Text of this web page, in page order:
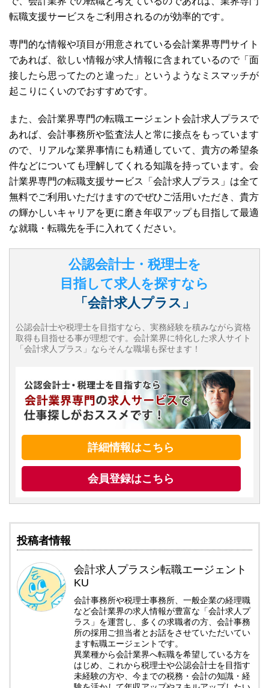
転職支援サービスをご利用されるのが効率的です。
専門的な情報や項目が用意されている会計業界専門サイト
であれば、欲しい情報が求人情報に含まれているので「面
接したら思ってたのと違った」というようなミスマッチが
起こりにくいのでおすすめです。
また、会計業界専門の転職エージェント会計求人プラスで
あれば、会計事務所や監査法人と常に接点をもっています
ので、リアルな業界事情にも精通していて、貴方の希望条
件などについても理解してくれる知識を持っています。会
計業界専門の転職支援サービス「会計求人プラス」は全て
無料でご利用いただけますのでぜひご活用いただき、貴方
の輝かしいキャリアを更に磨き年収アップも目指して最適
な就職・転職先を手に入れてください。
公認会計士・税理士を
目指して求人を探すなら
「会計求人プラス」
公認会計士や税理士を目指すなら、実務経験を積みながら資格
取得も目指せる事が理想です。会計業界に特化した求人サイト
「会計求人プラス」ならそんな職場も探せます！
詳細情報はこちら
会員登録はこちら
投稿者情報
会計求人プラスシ転職エージェント
KU
会計事務所や税理士事務所、一般企業の経理職
など会計業界の求人情報が豊富な「会計求人プ
ラス」を運営し、多くの求職者の方、会計事務
所の採用ご担当者とお話をさせていただいてい
ます転職エージェントです。
異業種から会計業界へ転職を希望している方を
はじめ、これから税理士や公認会計士を目指す
未経験の方や、今までの税務・会計の知識・経